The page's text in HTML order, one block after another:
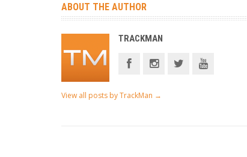
ABOUT THE AUTHOR
TRACKMAN
View all posts by TrackMan →